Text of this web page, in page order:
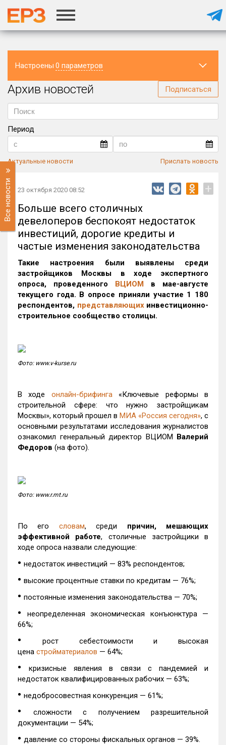
Настроены 0 параметров
Регион
Архив новостей Подписаться
Период
Актуальные новости Прислать новость
Все новости 23 октября 2020 08:52 +
Больше всего столичных
девелоперов беспокоят недостаток
инвестиций, дорогие кредиты и
частые изменения законодательства
Такие настроения были выявлены среди
застройщиков Москвы в ходе экспертного
опроса, проведенного ВЦИОМ в мае-августе
текущего года. В опросе приняли участие 1 180
респондентов, представляющихинвестиционно-
строительное сообщество столицы.
Фото: www.v-kurse.ru
В ходе онлайн-брифинга«Ключевые реформы в
строительной сфере: что нужно застройщикам
Москвы», который прошел в МИА «Россия сегодня», с
основными результатами исследования журналистов
ознакомил генеральный директор ВЦИОМ Валерий
Федоров (на фото).
Фото: www.r.mt.ru
По его словам, среди причин, мешающих
эффективной работе, столичные застройщики в
ходе опроса назвали следующие:
• недостаток инвестиций — 83% респондентов;
• высокие процентные ставки по кредитам — 76%;
• постоянные изменения законодательства — 70%;
•
неопределенная экономическая конъюнктура —
66%;
•
рост себестоимости и высокая
цена стройматериалов — 64%;
•кризисные явления в связи с пандемией и
недостаток квалифицированных рабочих — 63%;
• недобросовестная конкуренция — 61%;
•
сложности с получением разрешительной
документации — 54%;
• давление со стороны фискальных органов — 39%.